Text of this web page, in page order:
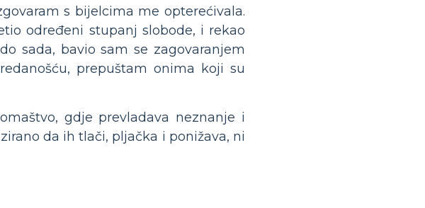
s bijelcima me opterećivala.
određeni stupanj slobode, i rekao
sada, bavio sam se zagovaranjem
prepuštam onima koji su
gdje prevladava neznanje i
da ih tlači, pljačka i ponižava, ni